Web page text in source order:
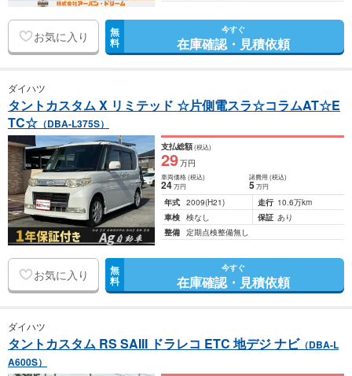
お気に入り 無
料
今すぐ
在庫確認・見積依頼
ダイハツ
タントカスタム X リミテッド ☆片側電スラ☆コラムAT☆E
TC☆ （DBA-L375S）
支払総額(税込)
29万円
車両価格(税込)
24万円
諸費用 (税込)
5 万円
年式 2009(H21) 走行 10.6万km
車検 検なし 保証 あり
整備 定期点検整備無し
お気に入り 無
料
今すぐ
在庫確認・見積依頼
ダイハツ
タントカスタム RS SAIII ドラレコ ETC 地デジ ナビ（DBA-L
A600S）